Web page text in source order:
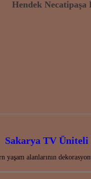
Hendek Necatipaşa
Sakarya TV Üniteli
yaşam alanlarının